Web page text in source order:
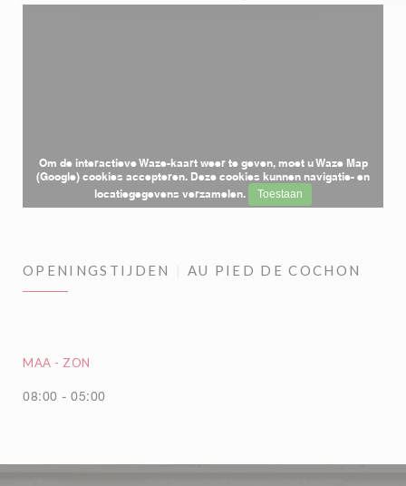
Om de interactieve Waze-kaart weer te geven, moet u Waze Map
(Google) cookies accepteren. Deze cookies kunnen navigatie- en
locatiegegevens verzamelen.
Toestaan
OPENINGSTIJDEN AU PIED DE COCHON
MAA - ZON
08:00 - 05:00